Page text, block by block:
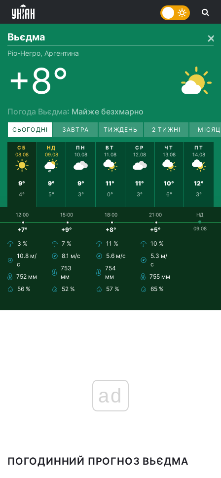
Вьєдма
Ріо-Негро, Аргентина
+8°
Погода Вьєдма: Майже безхмарно
СЬОГОДНІ ЗАВТРА ТИЖДЕНЬ 2 ТИЖНІ
СБ
08.08
9°
4°
НД
09.08
9°
5°
ПН
10.08
9°
3°
ВТ
11.08
11°
0°
СР
12.08
11°
3°
ЧТ
13.08
10°
6°
ПТ
14.08
12°
3°
12:00
+7°
3 %
10.8 м/
с
752 мм
56 %
15:00
+9°
7 %
8.1 м/с
753
мм
52 %
18:00
+8°
11 %
5.6 м/с
754
мм
57 %
21:00
+5°
10 %
5.3 м/
с
755 мм
65 %
НД
09.08
ad
ПОГОДИННИЙ ПРОГНОЗ ВЬЄДМА